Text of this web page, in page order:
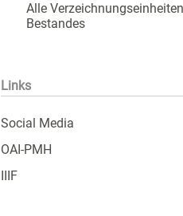
Alle
Bestandes
Links
Social Media
OAI-PMH
IIIF